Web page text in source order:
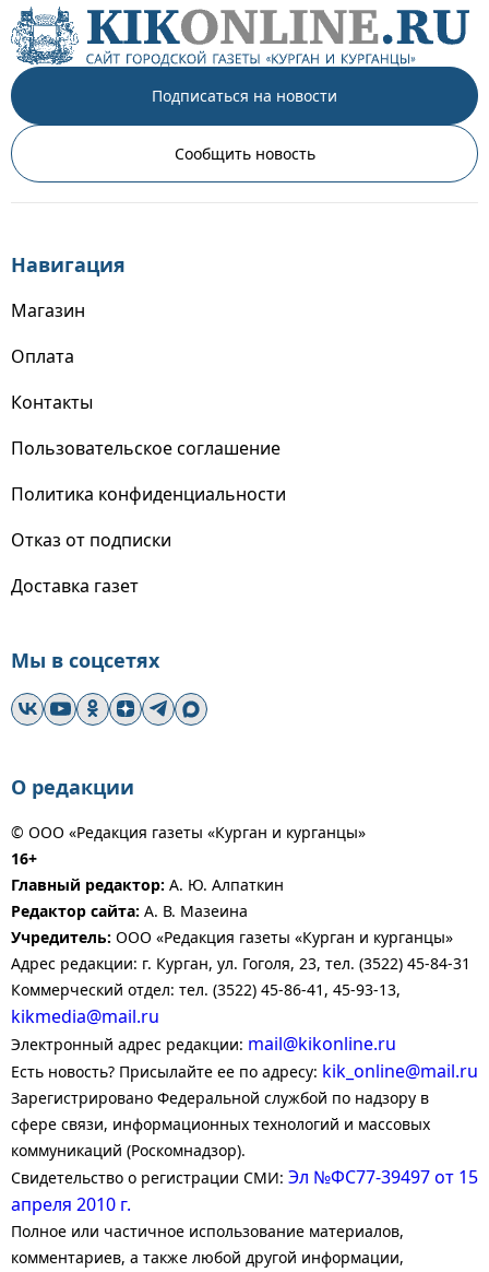
Подписаться на новости
Сообщить новость
Навигация
Магазин
Оплата
Контакты
Пользовательское соглашение
Политика конфиденциальности
Отказ от подписки
Доставка газет
Мы в соцсетях
О редакции
© ООО «Редакция газеты «Курган и курганцы»
16+
Главный редактор: А. Ю. Алпаткин
Редактор сайта: А. В. Мазеина
Учредитель: ООО «Редакция газеты «Курган и курганцы»
Адрес редакции: г. Курган, ул. Гоголя, 23, тел. (3522) 45-84-31
Коммерческий отдел: тел. (3522) 45-86-41, 45-93-13,
kikmedia@mail.ru
Электронный адрес редакции: mail@kikonline.ru
Есть новость? Присылайте ее по адресу: kik_online@mail.ru
Зарегистрировано Федеральной службой по надзору в
сфере связи, информационных технологий и массовых
коммуникаций (Роскомнадзор).
Свидетельство о регистрации СМИ: Эл №ФС77-39497 от 15
апреля 2010 г.
Полное или частичное использование материалов,
комментариев, а также любой другой информации,